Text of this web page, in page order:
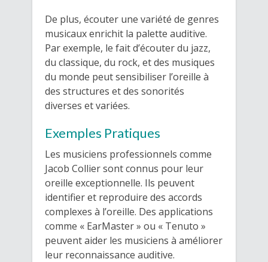
De plus, écouter une variété de genres
musicaux enrichit la palette auditive.
Par exemple, le fait d’écouter du jazz,
du classique, du rock, et des musiques
du monde peut sensibiliser l’oreille à
des structures et des sonorités
diverses et variées.
Exemples Pratiques
Les musiciens professionnels comme
Jacob Collier sont connus pour leur
oreille exceptionnelle. Ils peuvent
identifier et reproduire des accords
complexes à l’oreille. Des applications
comme « EarMaster » ou « Tenuto »
peuvent aider les musiciens à améliorer
leur reconnaissance auditive.